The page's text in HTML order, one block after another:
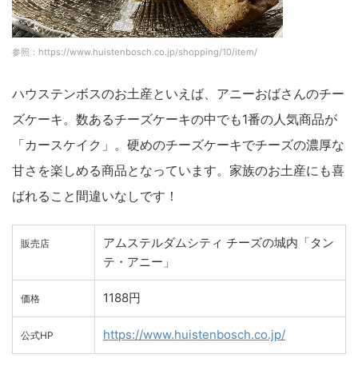
参照：https://www.huistenbosch.co.jp/shopping/10/item/
ハウステンボスのお土産といえば、アニーおばさんのチー
ズケーキ。数あるチーズケーキの中でも1番の人気商品が
「カースケイク」。硬めのチーズケーキでチーズの濃厚な
甘さを楽しめる商品となっています。家族のお土産にも喜
ばれること間違いなしです！
販売店
アムステルダムシティ チーズの城内「タン
テ・アニー」
価格 1188円
公式HP https://www.huistenbosch.co.jp/